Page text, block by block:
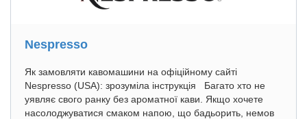
Nespresso
Як замовляти кавомашини на офіційному сайті
Nespresso (USA): зрозуміла інструкція Багато хто не
уявляє свого ранку без ароматної кави. Якщо хочете
насолоджуватися смаком напою, що бадьорить, немов